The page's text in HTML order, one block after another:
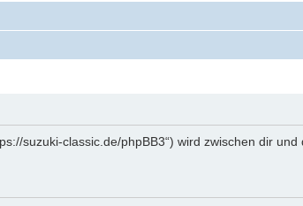
suzuki-classic.de/phpBB3“) wird zwischen dir